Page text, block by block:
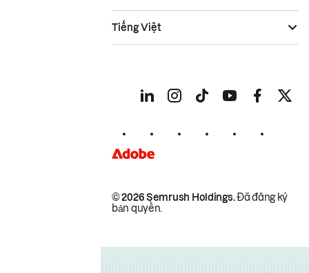
© 2026 Semrush Holdings.Đã đăng ký
bản quyền.
Tiếng Việt